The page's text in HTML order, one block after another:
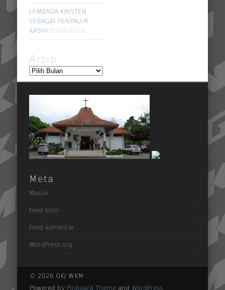
LEMBAGA KRISTEN
SEBAGAI PENYALUR
KASIH 05/06/2026
Arsip
Arsip
Meta
Masuk
Feed entri
Feed komentar
WordPress.org
© 2026 GKJ WKM
Powered by Pinboard Themeand WordPress